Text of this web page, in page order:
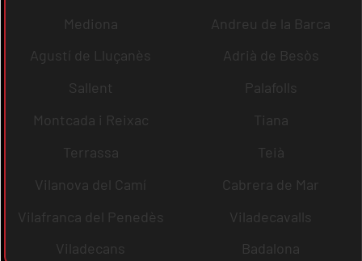
Mediona
Andreu de la Barca
Agustí de Lluçanès
Adrià de Besòs
Sallent
Palafolls
Montcada i Reixac
Tiana
Terrassa
Teià
Vilanova del Camí
Cabrera de Mar
Vilafranca del Penedès
Viladecavalls
Viladecans
Badalona